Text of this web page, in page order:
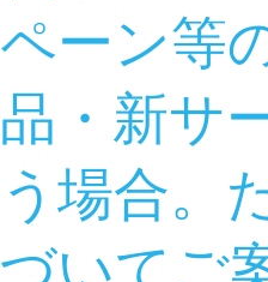
ペーン等
品・新サ
う場合。